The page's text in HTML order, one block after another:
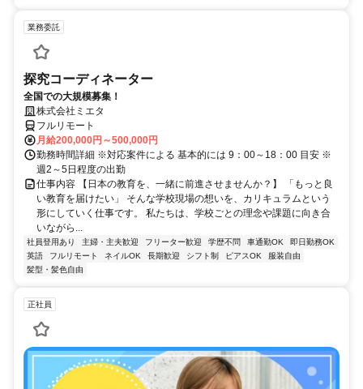
業務委託
探究コーディネーター
全国での大規模募集！
株式会社ミエタ
フルリモート
月給200,000円～500,000円
勤務時間詳細 ※対応案件による 基本的には 9：00～18：00 目安 ※
週2～5日程度の出勤
仕事内容 【日本の教育を、一緒に前進させませんか？】 「もっと良
い教育を届けたい」 そんな学校現場の想いを、カリキュラムという
形にしていく仕事です。 私たちは、学校ごとの理念や課題に向き合
いながら...
社員登用あり 主婦・主夫歓迎 フリーター歓迎 学歴不問 車通勤OK
即日勤務OK
英語
フルリモート ネイルOK 長期歓迎 シフト制 ピアスOK
服装自由
髪型・髪色自由
正社員